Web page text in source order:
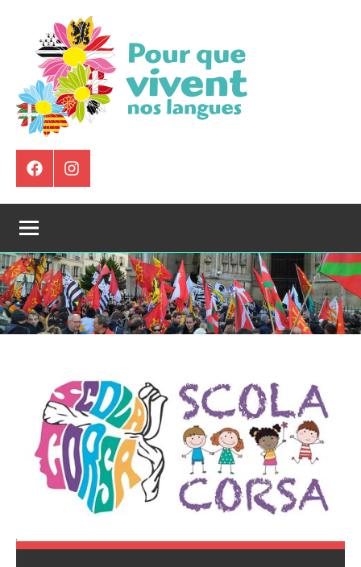
contenu
Pour
Que
Vivent
Nos
Langues
Élément
de
menu
Instagram